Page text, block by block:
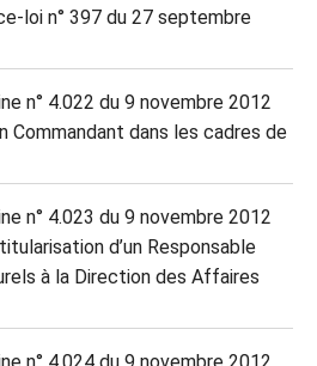
loi n° 397 du 27 septembre
n° 4.022 du 9 novembre 2012
Commandant dans les cadres de
n° 4.023 du 9 novembre 2012
d’un Responsable
à la Direction des Affaires